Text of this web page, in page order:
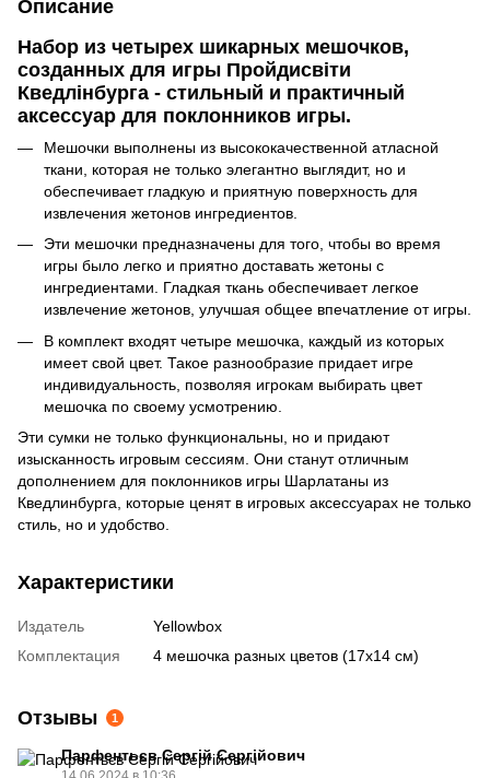
Описание
Набор из четырех шикарных мешочков,
созданных для игры Пройдисвіти
Кведлінбурга - стильный и практичный
аксессуар для поклонников игры.
Мешочки выполнены из высококачественной атласной
ткани, которая не только элегантно выглядит, но и
обеспечивает гладкую и приятную поверхность для
извлечения жетонов ингредиентов.
Эти мешочки предназначены для того, чтобы во время
игры было легко и приятно доставать жетоны с
ингредиентами. Гладкая ткань обеспечивает легкое
извлечение жетонов, улучшая общее впечатление от игры.
В комплект входят четыре мешочка, каждый из которых
имеет свой цвет. Такое разнообразие придает игре
индивидуальность, позволяя игрокам выбирать цвет
мешочка по своему усмотрению.
Эти сумки не только функциональны, но и придают
изысканность игровым сессиям. Они станут отличным
дополнением для поклонников игры Шарлатаны из
Кведлинбурга, которые ценят в игровых аксессуарах не только
стиль, но и удобство.
Характеристики
Издатель
Yellowbox
Комплектация
4 мешочка разных цветов (17х14 см)
Отзывы 1
Парфентьєв Сергій Сергійович